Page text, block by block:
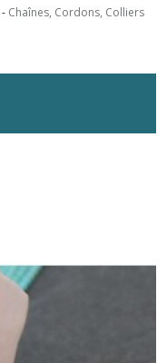
- Chaînes, Cordons, Colliers